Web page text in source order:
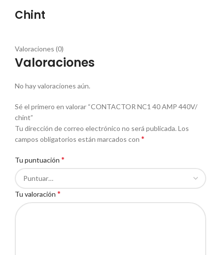
Chint
Valoraciones (0)
Valoraciones
No hay valoraciones aún.
Sé el primero en valorar “CONTACTOR NC1 40 AMP 440V/
chint”
Tu dirección de correo electrónico no será publicada. Los
campos obligatorios están marcados con *
Tu puntuación *
Tu valoración *